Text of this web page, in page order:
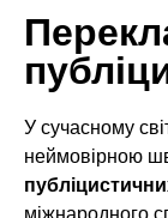
У сучасному
неймовірною
міжнародного